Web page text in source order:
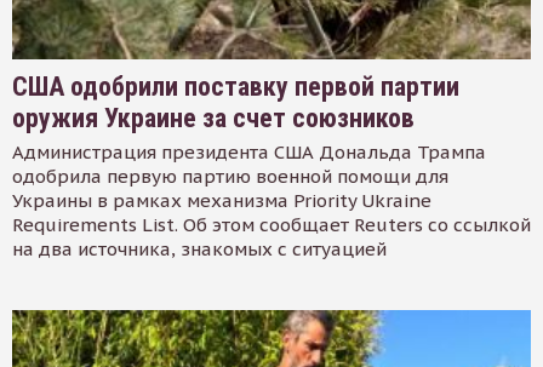
США одобрили поставку первой партии
оружия Украине за счет союзников
Администрация президента США Дональда Трампа
одобрила первую партию военной помощи для
Украины в рамках механизма Priority Ukraine
Requirements List. Об этом сообщает Reuters со ссылкой
на два источника, знакомых с ситуацией